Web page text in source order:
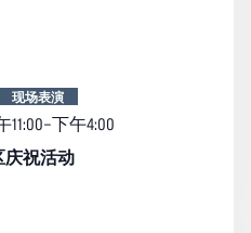
庆祝活动
11:00–下午4:00
现场表演